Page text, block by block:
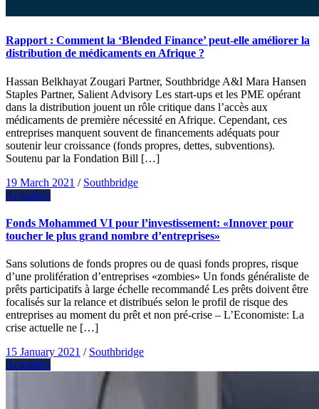
Rapport : Comment la ‘Blended Finance’ peut-elle améliorer la
distribution de médicaments en Afrique ?
Hassan Belkhayat Zougari Partner, Southbridge A&I Mara Hansen
Staples Partner, Salient Advisory Les start-ups et les PME opérant
dans la distribution jouent un rôle critique dans l’accès aux
médicaments de première nécessité en Afrique. Cependant, ces
entreprises manquent souvent de financements adéquats pour
soutenir leur croissance (fonds propres, dettes, subventions).
Soutenu par la Fondation Bill […]
19 March 2021 / Southbridge
Actualités
Fonds Mohammed VI pour l’investissement: «Innover pour
toucher le plus grand nombre d’entreprises»
Sans solutions de fonds propres ou de quasi fonds propres, risque
d’une prolifération d’entreprises «zombies» Un fonds généraliste de
prêts participatifs à large échelle recommandé Les prêts doivent être
focalisés sur la relance et distribués selon le profil de risque des
entreprises au moment du prêt et non pré-crise – L’Economiste: La
crise actuelle ne […]
15 January 2021 / Southbridge
Actualités